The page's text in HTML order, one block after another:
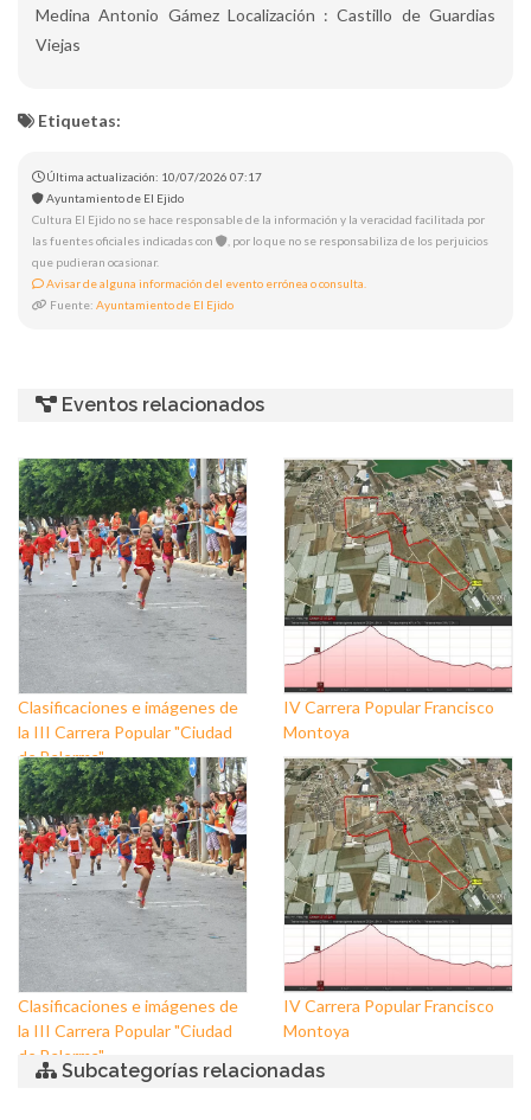
Medina Antonio Gámez Localización : Castillo de Guardias
Viejas
Etiquetas:
Última actualización: 10/07/2026 07:17
Ayuntamiento de El Ejido
Cultura El Ejido no se hace responsable de la información y la veracidad facilitada por
las fuentes oficiales indicadas con
, por lo que no se responsabiliza de los perjuicios
que pudieran ocasionar.
Avisar de alguna información del evento errónea o consulta.
Fuente: Ayuntamiento de El Ejido
Eventos relacionados
Clasificaciones e imágenes de
la III Carrera Popular "Ciudad
de Balerma"
IV Carrera Popular Francisco
Montoya
Clasificaciones e imágenes de
la III Carrera Popular "Ciudad
de Balerma"
IV Carrera Popular Francisco
Montoya
Subcategorías relacionadas